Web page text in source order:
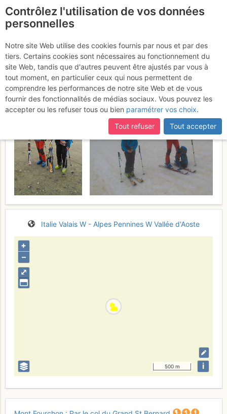
Mont Fourchon : Par
l'Hospice
Vendredi 22 avril 2016
Italie Valais W - Alpes Pennines W Vallée d'Aoste
⤢
+
–
500 m i
Contrôlez l'utilisation de vos données
personnelles
Notre site Web utilise des cookies fournis par nous et par des
tiers. Certains cookies sont nécessaires au fonctionnement du
site Web, tandis que d'autres peuvent être ajustés par vous à
tout moment, en particulier ceux qui nous permettent de
comprendre les performances de notre site Web et de vous
fournir des fonctionnalités de médias sociaux. Vous pouvez les
accepter ou les refuser tous ou bien paramétrer vos choix.
Tout refuser
Tout accepter